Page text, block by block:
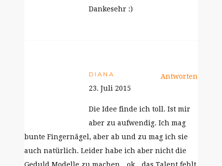
Dankesehr :)
DIANA
23. Juli 2015
Die Idee finde ich toll. Ist mir
aber zu aufwendig. Ich mag
bunte Fingernägel, aber ab und zu mag ich sie
auch natürlich. Leider habe ich aber nicht die
Antworten